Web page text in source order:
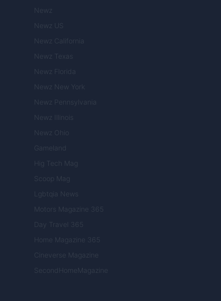
Newz
Newz US
Newz California
Newz Texas
Newz Florida
Newz New York
Newz Pennsylvania
Newz Illinois
Newz Ohio
Gameland
Hig Tech Mag
Scoop Mag
Lgbtqia News
Motors Magazine 365
Day Travel 365
Home Magazine 365
Cineverse Magazine
SecondHomeMagazine